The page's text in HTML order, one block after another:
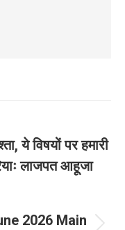
ये विषयों पर हमारी
लाजपत आहूजा
2026 Main